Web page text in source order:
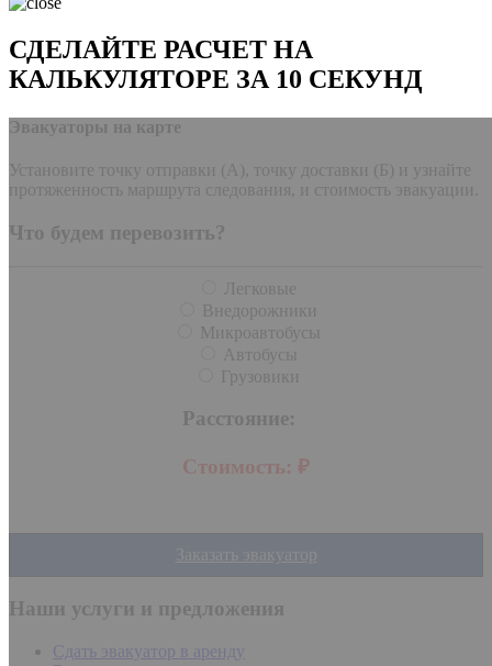
СДЕЛАЙТЕ РАСЧЕТ НА
КАЛЬКУЛЯТОРЕ ЗА 10 СЕКУНД
Эвакуаторы на карте
Установите точку отправки (А), точку доставки (Б) и узнайте
протяженность маршрута следования, и стоимость эвакуации.
Что будем перевозить?
Легковые
Внедорожники
Микроавтобусы
Автобусы
Грузовики
Расстояние:
Стоимость: ₽
Заказать эвакуатор
Наши услуги и предложения
Сдать эвакуатор в аренду